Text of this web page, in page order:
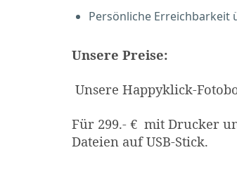
Persönliche Erreichbarkeit
Unsere Preise:
Unsere Happyklick-
Für 299.- € mit Drucker
Dateien auf USB-Stick.